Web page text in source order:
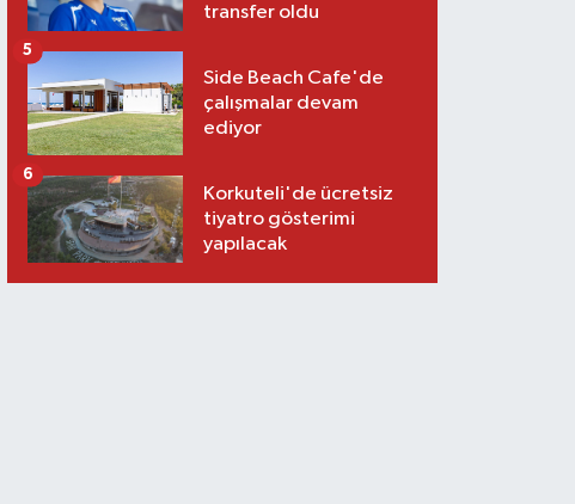
transfer oldu
Side Beach Cafe'de
çalışmalar devam
ediyor
5
Korkuteli'de ücretsiz
tiyatro gösterimi
yapılacak
6